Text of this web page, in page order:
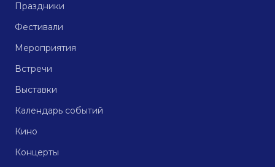
Праздники
Фестивали
Мероприятия
Встречи
Выставки
Календарь событий
Кино
Концерты